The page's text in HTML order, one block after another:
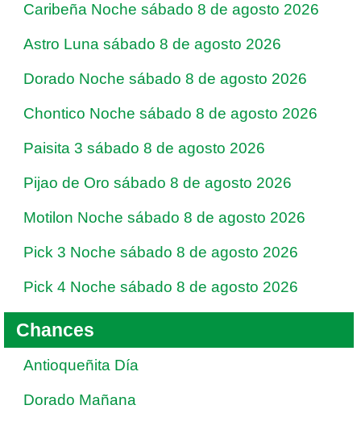
Caribeña Noche sábado 8 de agosto 2026
Astro Luna sábado 8 de agosto 2026
Dorado Noche sábado 8 de agosto 2026
Chontico Noche sábado 8 de agosto 2026
Paisita 3 sábado 8 de agosto 2026
Pijao de Oro sábado 8 de agosto 2026
Motilon Noche sábado 8 de agosto 2026
Pick 3 Noche sábado 8 de agosto 2026
Pick 4 Noche sábado 8 de agosto 2026
Chances
Antioqueñita Día
Dorado Mañana